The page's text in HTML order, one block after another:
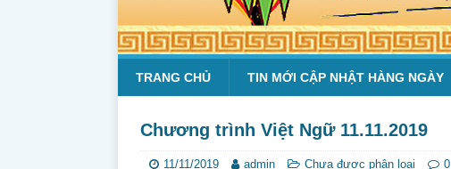
TRANG CHỦ TIN MỚI CẬP NHẬT HÀNG NGÀY
Chương trình Việt Ngữ 11.11.2019
11/11/2019 admin Chưa được phân loại 0